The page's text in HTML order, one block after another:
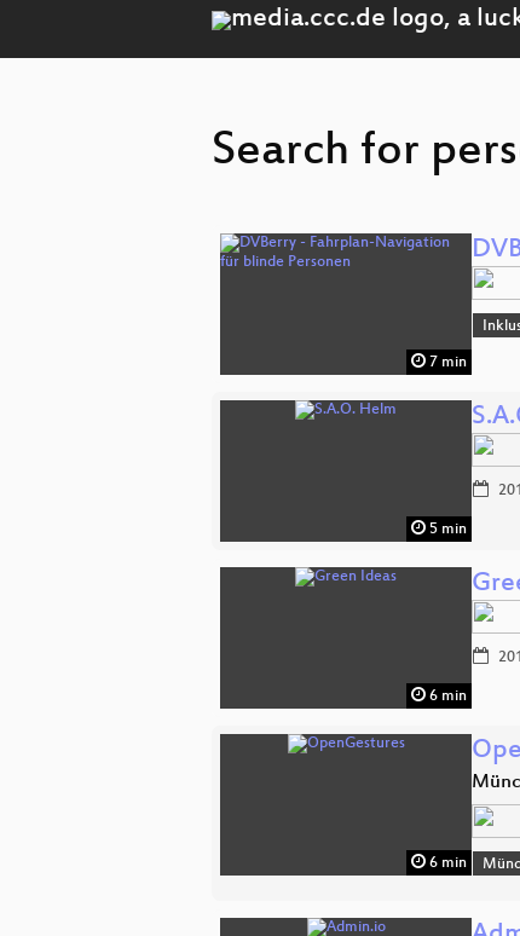
Search for
7 min
5 min
6 min
6 min